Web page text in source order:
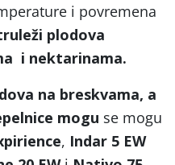
i povremena
plodova
i nektarinama.
na breskvama, a
mogu se mogu
, Indar 5 EW